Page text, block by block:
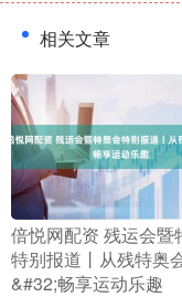
相关文章
倍悦网配资 残运会暨
特别报道丨从残特奥
&#32;畅享运动乐趣